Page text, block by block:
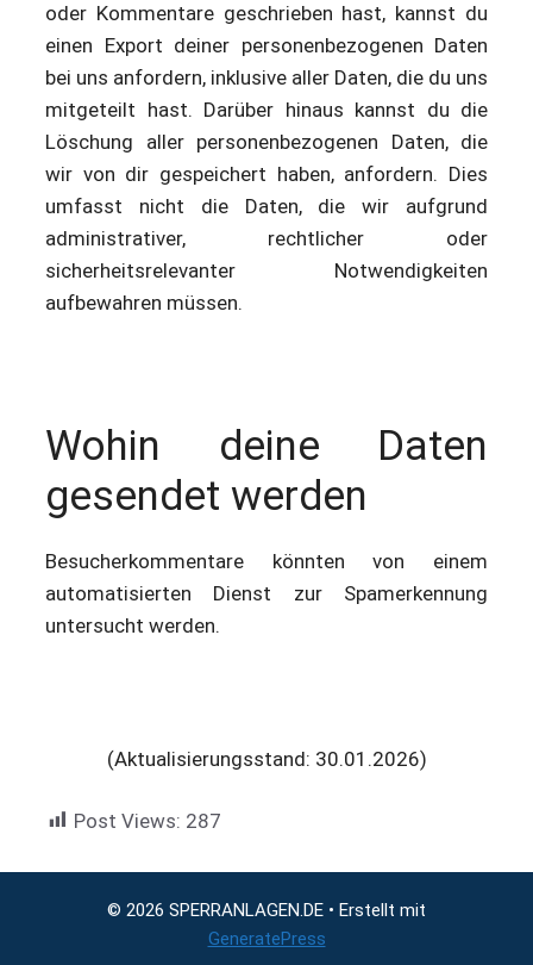
oder Kommentare geschrieben hast, kannst du
einen Export deiner personenbezogenen Daten
bei uns anfordern, inklusive aller Daten, die du uns
mitgeteilt hast. Darüber hinaus kannst du die
Löschung aller personenbezogenen Daten, die
wir von dir gespeichert haben, anfordern. Dies
umfasst nicht die Daten, die wir aufgrund
administrativer, rechtlicher oder
sicherheitsrelevanter Notwendigkeiten
aufbewahren müssen.
Wohin deine Daten
gesendet werden
Besucherkommentare könnten von einem
automatisierten Dienst zur Spamerkennung
untersucht werden.
(Aktualisierungsstand: 30.01.2026)
Post Views: 287
© 2026 SPERRANLAGEN.DE • Erstellt mit
GeneratePress